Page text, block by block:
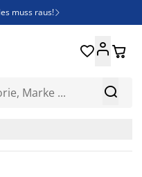
muss raus! 
JYSK-B2B
um nur 40€ 
 